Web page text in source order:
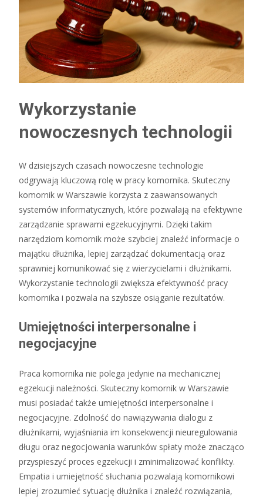
Wykorzystanie
nowoczesnych technologii
W dzisiejszych czasach nowoczesne technologie
odgrywają kluczową rolę w pracy komornika. Skuteczny
komornik w Warszawie korzysta z zaawansowanych
systemów informatycznych, które pozwalają na efektywne
zarządzanie sprawami egzekucyjnymi. Dzięki takim
narzędziom komornik może szybciej znaleźć informacje o
majątku dłużnika, lepiej zarządzać dokumentacją oraz
sprawniej komunikować się z wierzycielami i dłużnikami.
Wykorzystanie technologii zwiększa efektywność pracy
komornika i pozwala na szybsze osiąganie rezultatów.
Umiejętności interpersonalne i
negocjacyjne
Praca komornika nie polega jedynie na mechanicznej
egzekucji należności. Skuteczny komornik w Warszawie
musi posiadać także umiejętności interpersonalne i
negocjacyjne. Zdolność do nawiązywania dialogu z
dłużnikami, wyjaśniania im konsekwencji nieuregulowania
długu oraz negocjowania warunków spłaty może znacząco
przyspieszyć proces egzekucji i zminimalizować konflikty.
Empatia i umiejętność słuchania pozwalają komornikowi
lepiej zrozumieć sytuację dłużnika i znaleźć rozwiązania,